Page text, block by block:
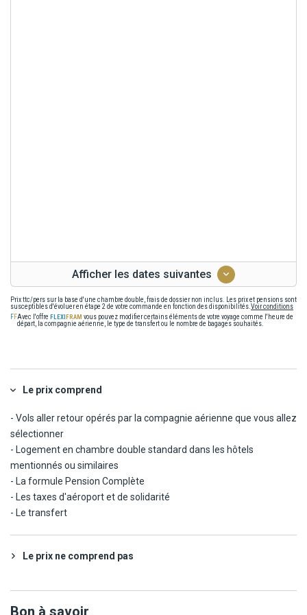
Afficher les dates suivantes
Prix ttc/pers sur la base d'une chambre double, frais de dossier non inclus. Les prix et pensions sont
susceptibles d'évoluer en étape 2 de votre commande en fonction des disponibilités. Voir conditions
Avec l'offre
vous pouvez modifier certains éléments de votre voyage comme l'heure de
départ, la compagnie aérienne, le type de transfert ou le nombre de bagages souhaités.
Le prix comprend
- Vols aller retour opérés par la compagnie aérienne que vous allez
sélectionner
- Logement en chambre double standard dans les hôtels
mentionnés ou similaires
- La formule Pension Complète
- Les taxes d'aéroport et de solidarité
- Le transfert
Le prix ne comprend pas
Bon à savoir